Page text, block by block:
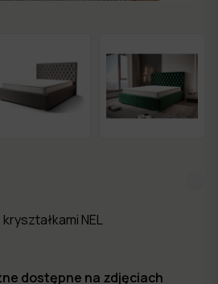
NEL
dostępne na zdjęciach